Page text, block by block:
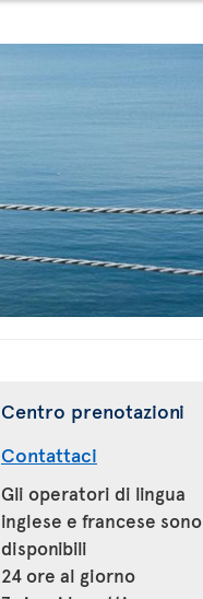
Centro prenotazioni
Contattaci
Gli operatori di lingua
inglese e francese sono
disponibili
24 ore al giorno